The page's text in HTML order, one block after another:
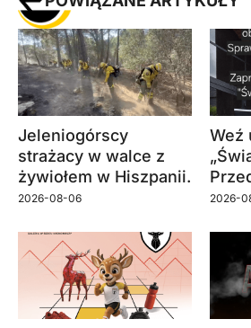
Jeleniogórscy
strażacy w walce z
żywiołem w Hiszpanii.
2026-08-06
Weź
2026-